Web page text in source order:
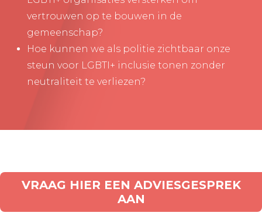
vertrouwen op te bouwen in de
gemeenschap?
Hoe kunnen we als politie zichtbaar onze
steun voor LGBTI+ inclusie tonen zonder
neutraliteit te verliezen?
VRAAG HIER EEN ADVIESGESPREK
AAN